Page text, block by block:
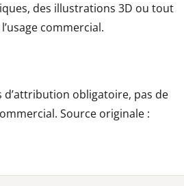
des illustrations 3D ou tout
commercial.
d’attribution obligatoire, pas de
Source originale :